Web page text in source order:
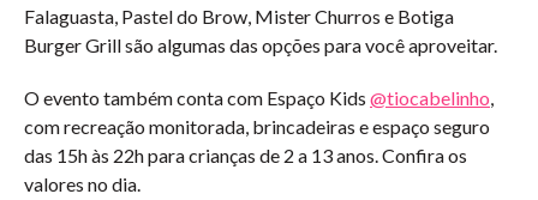
Falaguasta, Pastel do Brow, Mister Churros e Botiga
Burger Grill são algumas das opções para você aproveitar.
O evento também conta com Espaço Kids @tiocabelinho,
com recreação monitorada, brincadeiras e espaço seguro
das 15h às 22h para crianças de 2 a 13 anos. Confira os
valores no dia.